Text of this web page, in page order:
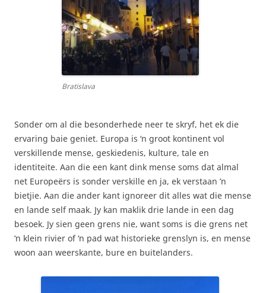
Bratislava
Sonder om al die besonderhede neer te skryf, het ek die
ervaring baie geniet. Europa is ‘n groot kontinent vol
verskillende mense, geskiedenis, kulture, tale en
identiteite. Aan die een kant dink mense soms dat almal
net Europeërs is sonder verskille en ja, ek verstaan ​​’n
bietjie. Aan die ander kant ignoreer dit alles wat die mense
en lande self maak. Jy kan maklik drie lande in een dag
besoek. Jy sien geen grens nie, want soms is die grens net
‘n klein rivier of ‘n pad wat historieke grenslyn is, en mense
woon aan weerskante, bure en buitelanders.